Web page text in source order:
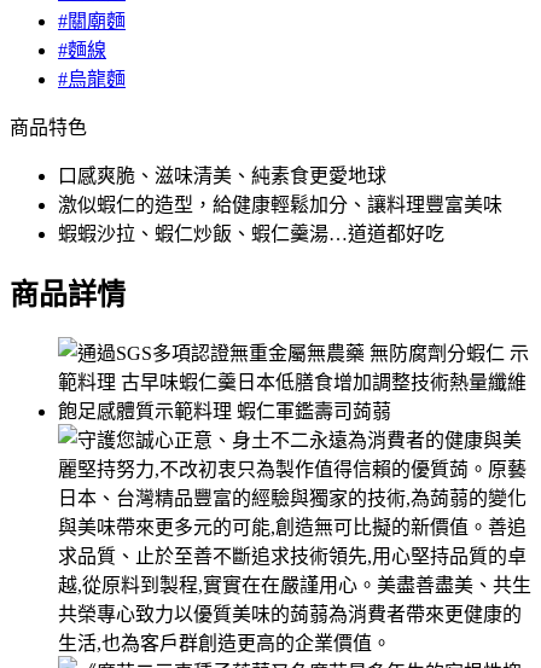
#關廟麵
#麵線
#烏龍麵
商品特色
口感爽脆、滋味清美、純素食更愛地球
激似蝦仁的造型，給健康輕鬆加分、讓料理豐富美味
蝦蝦沙拉、蝦仁炒飯、蝦仁羹湯…道道都好吃
商品詳情